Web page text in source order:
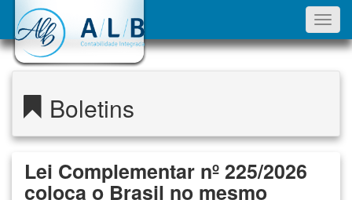
Boletins
Lei Complementar nº 225/2026
coloca o Brasil no mesmo